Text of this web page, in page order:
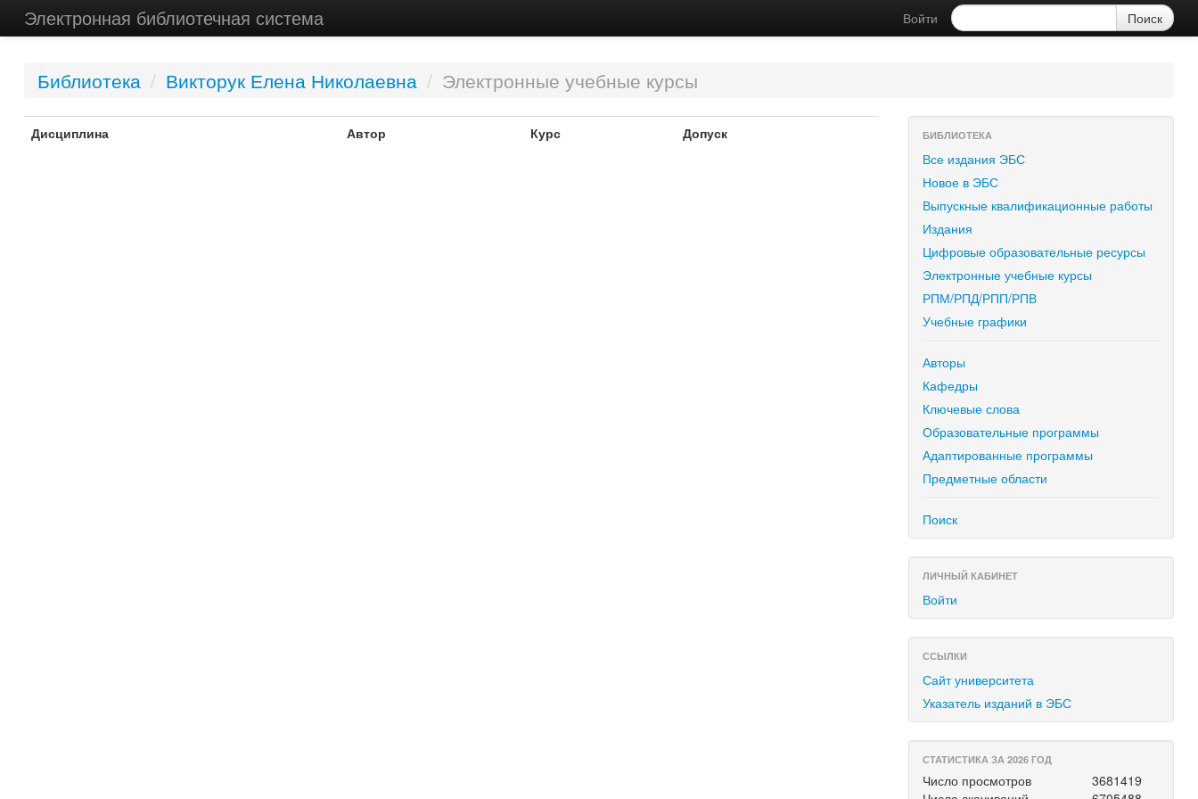
Электронная библиотечная система Войти
Библиотека / Викторук Елена Николаевна / Электронные учебные курсы
Дисциплина Автор Курс Допуск БИБЛИОТЕКА
Все издания ЭБС
Новое в ЭБС
Выпускные квалификационные работы
Издания
Цифровые образовательные ресурсы
Электронные учебные курсы
РПМ/РПД/РПП/РПВ
Учебные графики
Авторы
Кафедры
Ключевые слова
Образовательные программы
Адаптированные программы
Предметные области
Поиск
ЛИЧНЫЙ КАБИНЕТ
Войти
ССЫЛКИ
Сайт университета
Указатель изданий в ЭБС
СТАТИСТИКА ЗА 2026 ГОД
Число просмотров
3681419